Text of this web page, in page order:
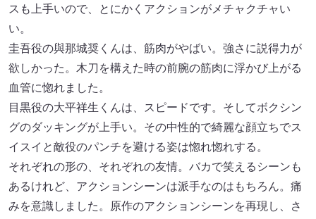
スも上手いので、とにかくアクションがメチャクチャい
い。
圭吾役の與那城奨くんは、筋肉がやばい。強さに説得力が
欲しかった。木刀を構えた時の前腕の筋肉に浮かび上がる
血管に惚れました。
目黒役の大平祥生くんは、スピードです。そしてボクシン
グのダッキングが上手い。その中性的で綺麗な顔立ちでス
イスイと敵役のパンチを避ける姿は惚れ惚れする。
それぞれの形の、それぞれの友情。バカで笑えるシーンも
あるけれど、アクションシーンは派手なのはもちろん。痛
みを意識しました。原作のアクションシーンを再現し、さ